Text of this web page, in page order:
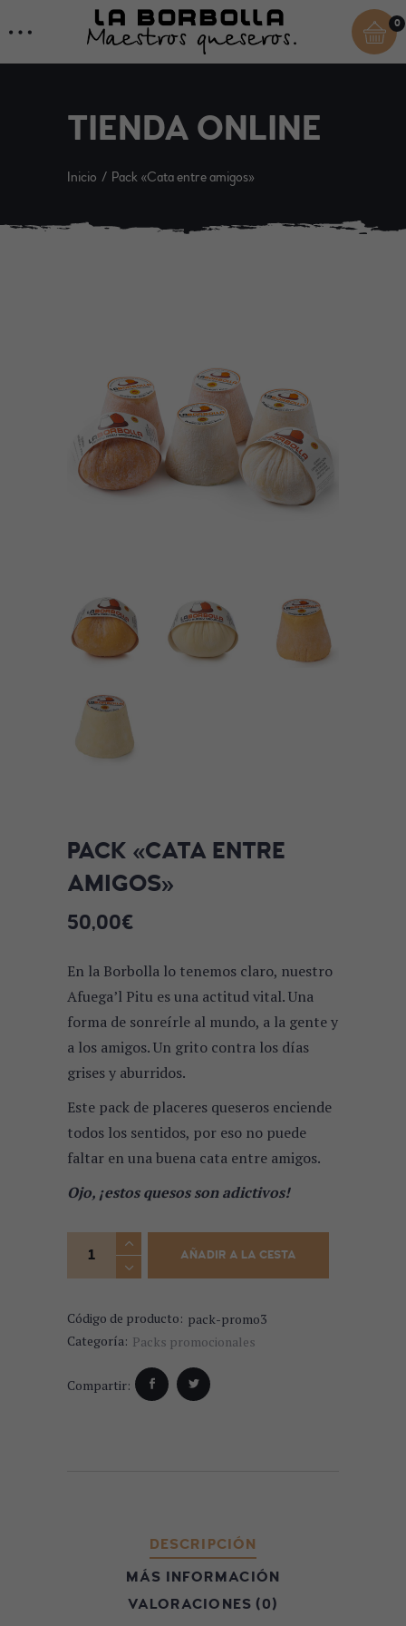
0
TIENDA ONLINE
Inicio Pack «Cata entre amigos»
PACK «CATA ENTRE
AMIGOS»
50,00€
En la Borbolla lo tenemos claro, nuestro
Afuega’l Pitu es una actitud vital. Una
forma de sonreírle al mundo, a la gente y
a los amigos. Un grito contra los días
grises y aburridos.
Este pack de placeres queseros enciende
todos los sentidos, por eso no puede
faltar en una buena cata entre amigos.
Ojo, ¡estos quesos son adictivos!
Pack "Cata entre amigos" quantity
AÑADIR A LA CESTA
Código de producto: pack-promo3
Categoría: Packs promocionales
Compartir:
DESCRIPCIÓN
MÁS INFORMACIÓN
VALORACIONES (0)